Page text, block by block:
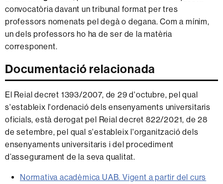
convocatòria davant un tribunal format per tres
professors nomenats pel degà o degana. Com a mínim,
un dels professors ho ha de ser de la matèria
corresponent.
Documentació relacionada
El Reial decret 1393/2007, de 29 d'octubre, pel qual
s'estableix l'ordenació dels ensenyaments universitaris
oficials, està derogat pel Reial decret 822/2021, de 28
de setembre, pel qual s'estableix l'organització dels
ensenyaments universitaris i del procediment
d’assegurament de la seva qualitat.
Normativa acadèmica UAB. Vigent a partir del curs